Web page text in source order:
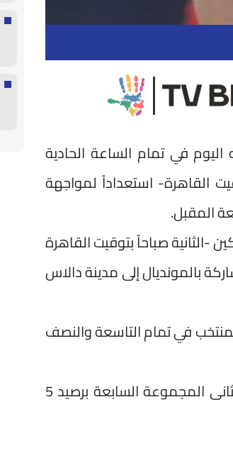
في تمام الساعة الحادية
القاهرة- استعداداً لمواجهة
الثانية صباحاً بتوقيت القاهرة
بالمونديال إلى مدينة دالاس
تصل بعثة المنتخب في تمام التاسعة والنصف
قد تأهل إلى دور الـ32 لبطولة كأس العالم 2026، كثانى المجموعة السابعة برصيد 5